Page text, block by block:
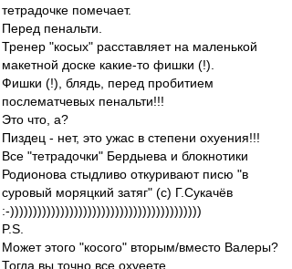
тетрадочке помечает.
Перед пенальти.
Тренер "косых" расставляет на маленькой
макетной доске какие-то фишки (!).
Фишки (!), блядь, перед пробитием
послематчевых пенальти!!!
Это что, а?
Пиздец - нет, это ужас в степени охуения!!!
Все "тетрадочки" Бердыева и блокнотики
Родионова стыдливо откуривают писю "в
суровый моряцкий затяг" (с) Г.Сукачёв
:-))))))))))))))))))))))))))))))))))))))))))
P.S.
Может этого "косого" вторым/вместо Валеры?
Тогда вы точно все охуеете.